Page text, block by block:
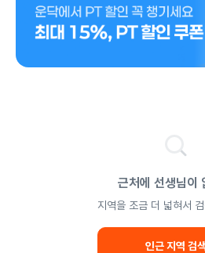
근처에 선생님이
지역을 조금 더 넓혀서
인근 지역 검